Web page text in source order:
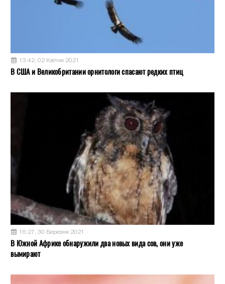
13:42, 02 Квітня 2021
В США и Великобритании орнитологи спасают редких птиц
16:27, 30 Березня 2021
В Южной Африке обнаружили два новых вида сов, они уже
вымирают